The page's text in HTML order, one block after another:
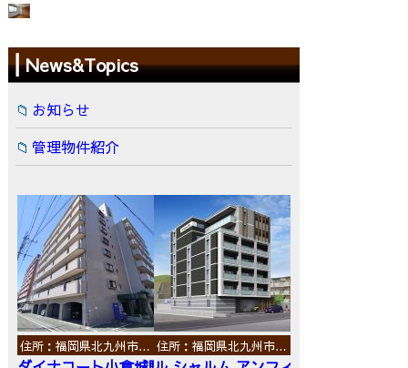
News&Topics
お知らせ
管理物件紹介
住所：福岡県北九州市… 住所：福岡県北九州市…